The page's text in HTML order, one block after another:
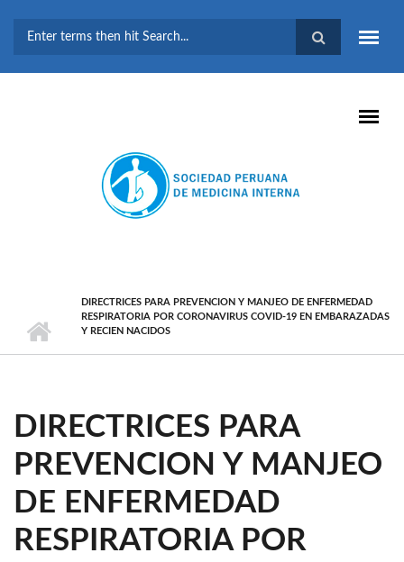
BÚSQUEDA
DIRECTRICES PARA PREVENCION Y MANJEO DE ENFERMEDAD
RESPIRATORIA POR CORONAVIRUS COVID-19 EN EMBARAZADAS
Y RECIEN NACIDOS
DIRECTRICES PARA
PREVENCION Y MANJEO
DE ENFERMEDAD
RESPIRATORIA POR